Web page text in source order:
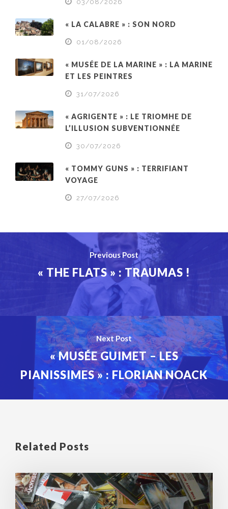
03/08/2026
« LA CALABRE » : SON NORD
01/08/2026
« MUSÉE DE LA MARINE » : LA MARINE
ET LES PEINTRES
31/07/2026
« AGRIGENTE » : LE TRIOMHE DE
L’ILLUSION SUBVENTIONNÉE
30/07/2026
« TOMMY GUNS » : TERRIFIANT
VOYAGE
27/07/2026
Previous Post
« THE FLATS » : TRAUMAS !
Next Post
« MUSÉE GUIMET – LES
PIANISSIMES » : FLORIAN NOACK
Related Posts